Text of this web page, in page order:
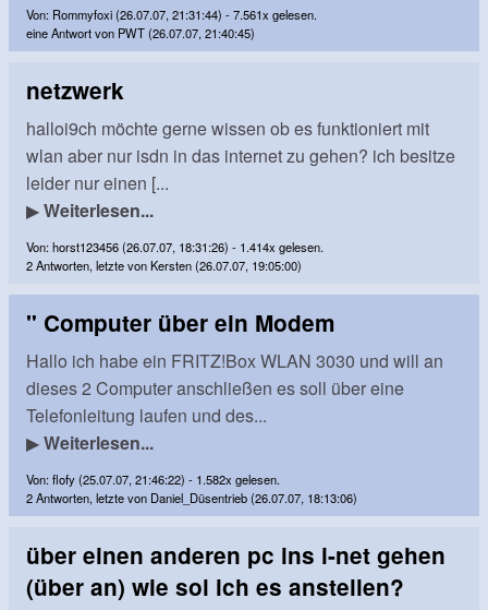
Von: Rommyfoxi (26.07.07, 21:31:44) - 7.561x gelesen.
eine Antwort von PWT (26.07.07, 21:40:45)
netzwerk
halloi9ch möchte gerne wissen ob es funktioniert mit
wlan aber nur isdn in das internet zu gehen? ich besitze
leider nur einen [...
▶Weiterlesen...
Von: horst123456 (26.07.07, 18:31:26) - 1.414x gelesen.
2 Antworten, letzte von Kersten (26.07.07, 19:05:00)
" Computer über ein Modem
Hallo ich habe ein FRITZ!Box WLAN 3030 und will an
dieses 2 Computer anschließen es soll über eine
Telefonleitung laufen und des...
▶Weiterlesen...
Von: flofy (25.07.07, 21:46:22) - 1.582x gelesen.
2 Antworten, letzte von Daniel_Düsentrieb (26.07.07, 18:13:06)
über einen anderen pc ins i-net gehen
(über an) wie sol ich es anstellen?